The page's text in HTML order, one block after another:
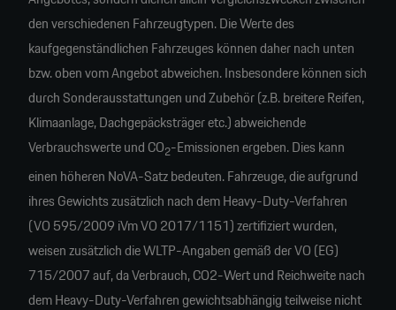
den verschiedenen Fahrzeugtypen. Die Werte des
kaufgegenständlichen Fahrzeuges können daher nach unten
bzw. oben vom Angebot abweichen. Insbesondere können sich
durch Sonderausstattungen und Zubehör (z.B. breitere Reifen,
Klimaanlage, Dachgepäcksträger etc.) abweichende
Verbrauchswerte und CO2-Emissionen ergeben. Dies kann
einen höheren NoVA-Satz bedeuten. Fahrzeuge, die aufgrund
ihres Gewichts zusätzlich nach dem Heavy-Duty-Verfahren
(VO 595/2009 iVm VO 2017/1151) zertifiziert wurden,
weisen zusätzlich die WLTP-Angaben gemäß der VO (EG)
715/2007 auf, da Verbrauch, CO2-Wert und Reichweite nach
dem Heavy-Duty-Verfahren gewichtsabhängig teilweise nicht